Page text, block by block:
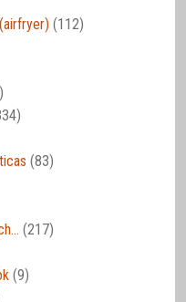
(112)
(83)
(217)
(9)